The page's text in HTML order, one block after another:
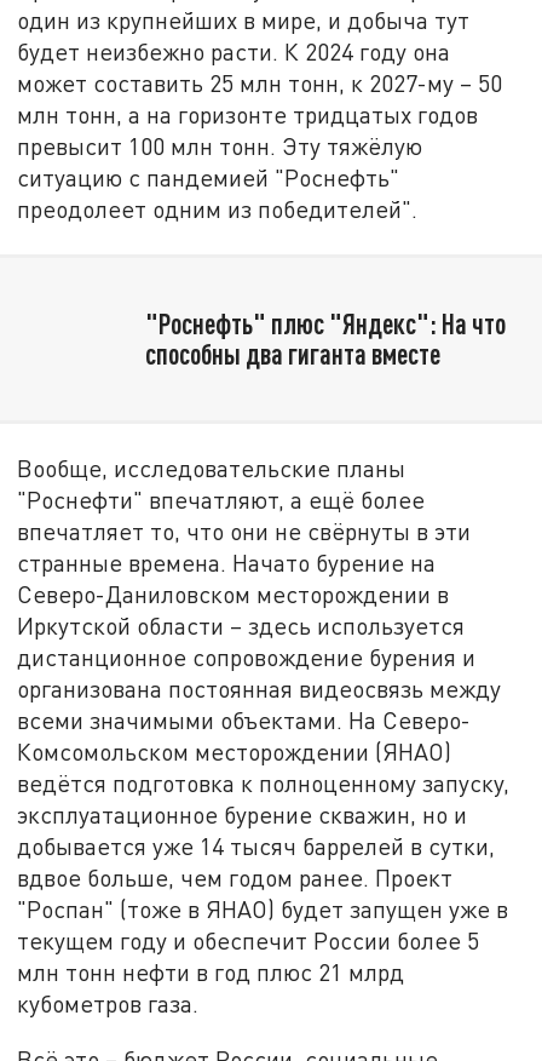
один из крупнейших в мире, и добыча тут
будет неизбежно расти. К 2024 году она
может составить 25 млн тонн, к 2027-му – 50
млн тонн, а на горизонте тридцатых годов
превысит 100 млн тонн. Эту тяжёлую
ситуацию с пандемией "Роснефть"
преодолеет одним из победителей".
"Роснефть" плюс "Яндекс": На что
способны два гиганта вместе
Вообще, исследовательские планы
"Роснефти" впечатляют, а ещё более
впечатляет то, что они не свёрнуты в эти
странные времена. Начато бурение на
Северо-Даниловском месторождении в
Иркутской области – здесь используется
дистанционное сопровождение бурения и
организована постоянная видеосвязь между
всеми значимыми объектами. На Северо-
Комсомольском месторождении (ЯНАО)
ведётся подготовка к полноценному запуску,
эксплуатационное бурение скважин, но и
добывается уже 14 тысяч баррелей в сутки,
вдвое больше, чем годом ранее. Проект
"Роспан" (тоже в ЯНАО) будет запущен уже в
текущем году и обеспечит России более 5
млн тонн нефти в год плюс 21 млрд
кубометров газа.